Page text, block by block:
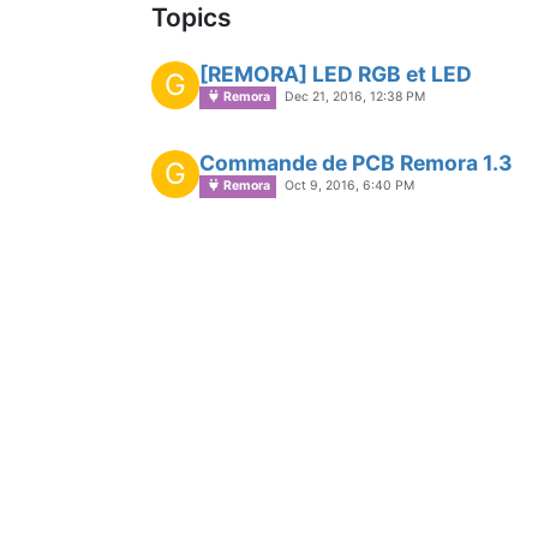
Topics
G [REMORA] LED RGB et LED
Remora Dec 21, 2016, 12:38 PM
G Commande de PCB Remora 1.3
Remora Oct 9, 2016, 6:40 PM